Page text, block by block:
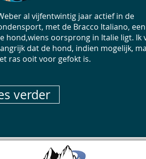
Het Palamountains team deelt
opzoek naar iets unieks neem
al vijfentwintig jaar actief in de
met de Bracco Italiano, een
hond,wiens oorsprong in Italie ligt. Ik
dat de hond, indien mogelijk,
ras ooit voor gefokt is.
verder